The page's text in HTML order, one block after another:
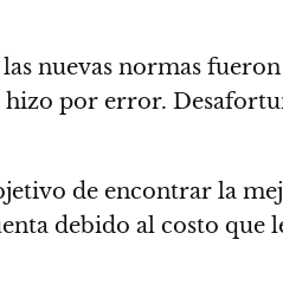
nuevas normas
hizo por error.
de encontrar la
debido al costo que